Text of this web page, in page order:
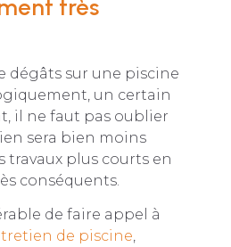
très
dégâts sur une piscine
un certain
il ne faut pas oublier
sera bien moins
travaux plus courts en
conséquents.
de faire appel à
de piscine,